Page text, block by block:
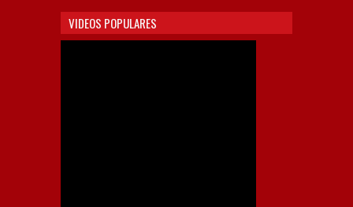
VIDEOS POPULARES